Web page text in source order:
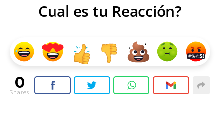
Cual es tu Reacción?
0
Shares